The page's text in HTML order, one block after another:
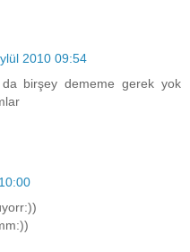
2010 09:54
birşey dememe gerek yok